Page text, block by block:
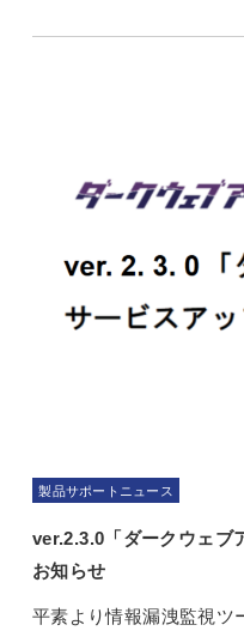
製品サポートニュース
ver.2.3.0「ダークウェブ
お知らせ
平素より情報漏洩監視ツ